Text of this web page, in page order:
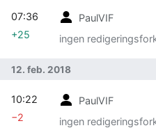
PaulVIF
ingen
07:36
+25
12. feb. 2018
PaulVIF
ingen
10:22
−2